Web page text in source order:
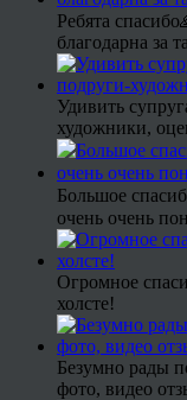
Ребята
благодарна за
Удивить
художники,
Большое
очень очень
Огромное
холсте!
Безумно рады
фото, видео